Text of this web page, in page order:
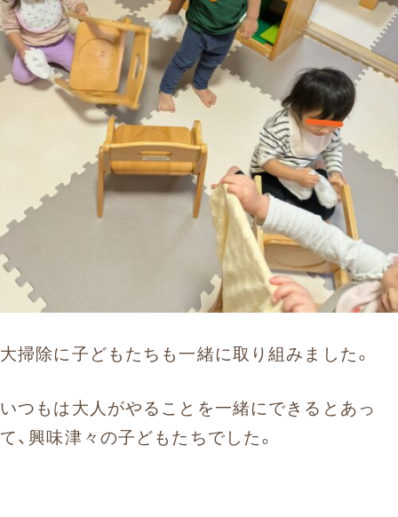
大掃除に子どもたちも一緒に取り組みました。
いつもは大人がやることを一緒にできるとあっ
て、興味津々の子どもたちでした。